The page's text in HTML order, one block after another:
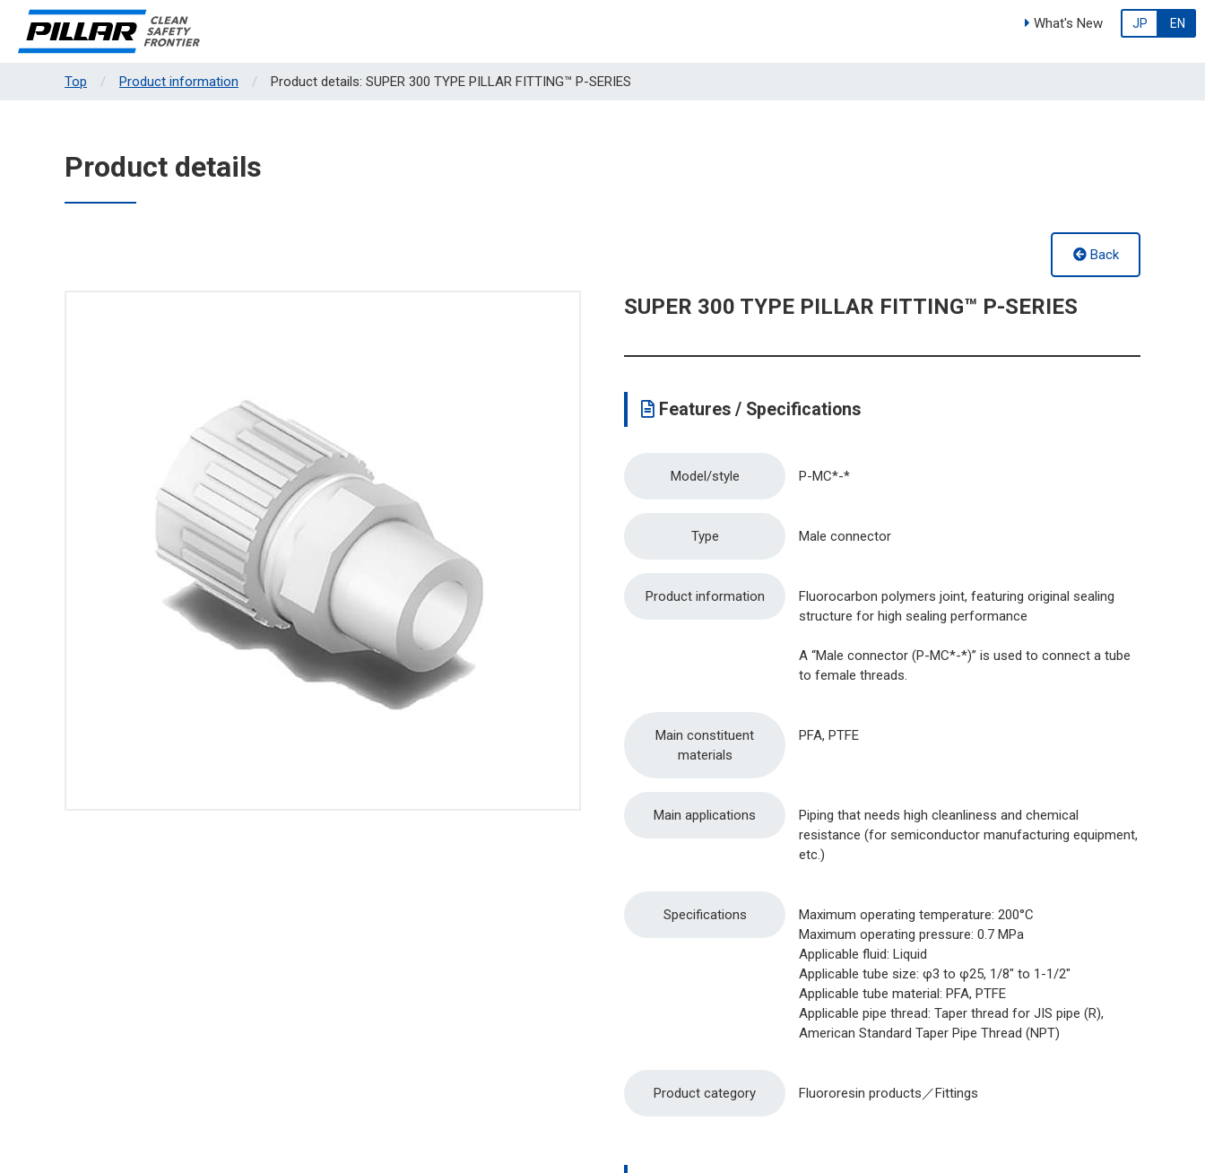
What's New JP EN
Top Product information Product details: SUPER 300 TYPE PILLAR FITTING™ P-SERIES
Product details
Back
SUPER 300 TYPE PILLAR FITTING™ P-SERIES
Features / Specifications
Model/style P-MC*-*
Type Male connector
Product information
Fluorocarbon polymers joint, featuring original sealing
structure for high sealing performance
A “Male connector (P-MC*-*)” is used to connect a tube
to female threads.
Main constituent
materials
PFA, PTFE
Main applications
Piping that needs high cleanliness and chemical
resistance (for semiconductor manufacturing equipment,
etc.)
Specifications
Maximum operating temperature: 200°C
Maximum operating pressure: 0.7 MPa
Applicable fluid: Liquid
Applicable tube size: φ3 to φ25, 1/8" to 1-1/2"
Applicable tube material: PFA, PTFE
Applicable pipe thread: Taper thread for JIS pipe (R),
American Standard Taper Pipe Thread (NPT)
Product category Fluororesin products／Fittings